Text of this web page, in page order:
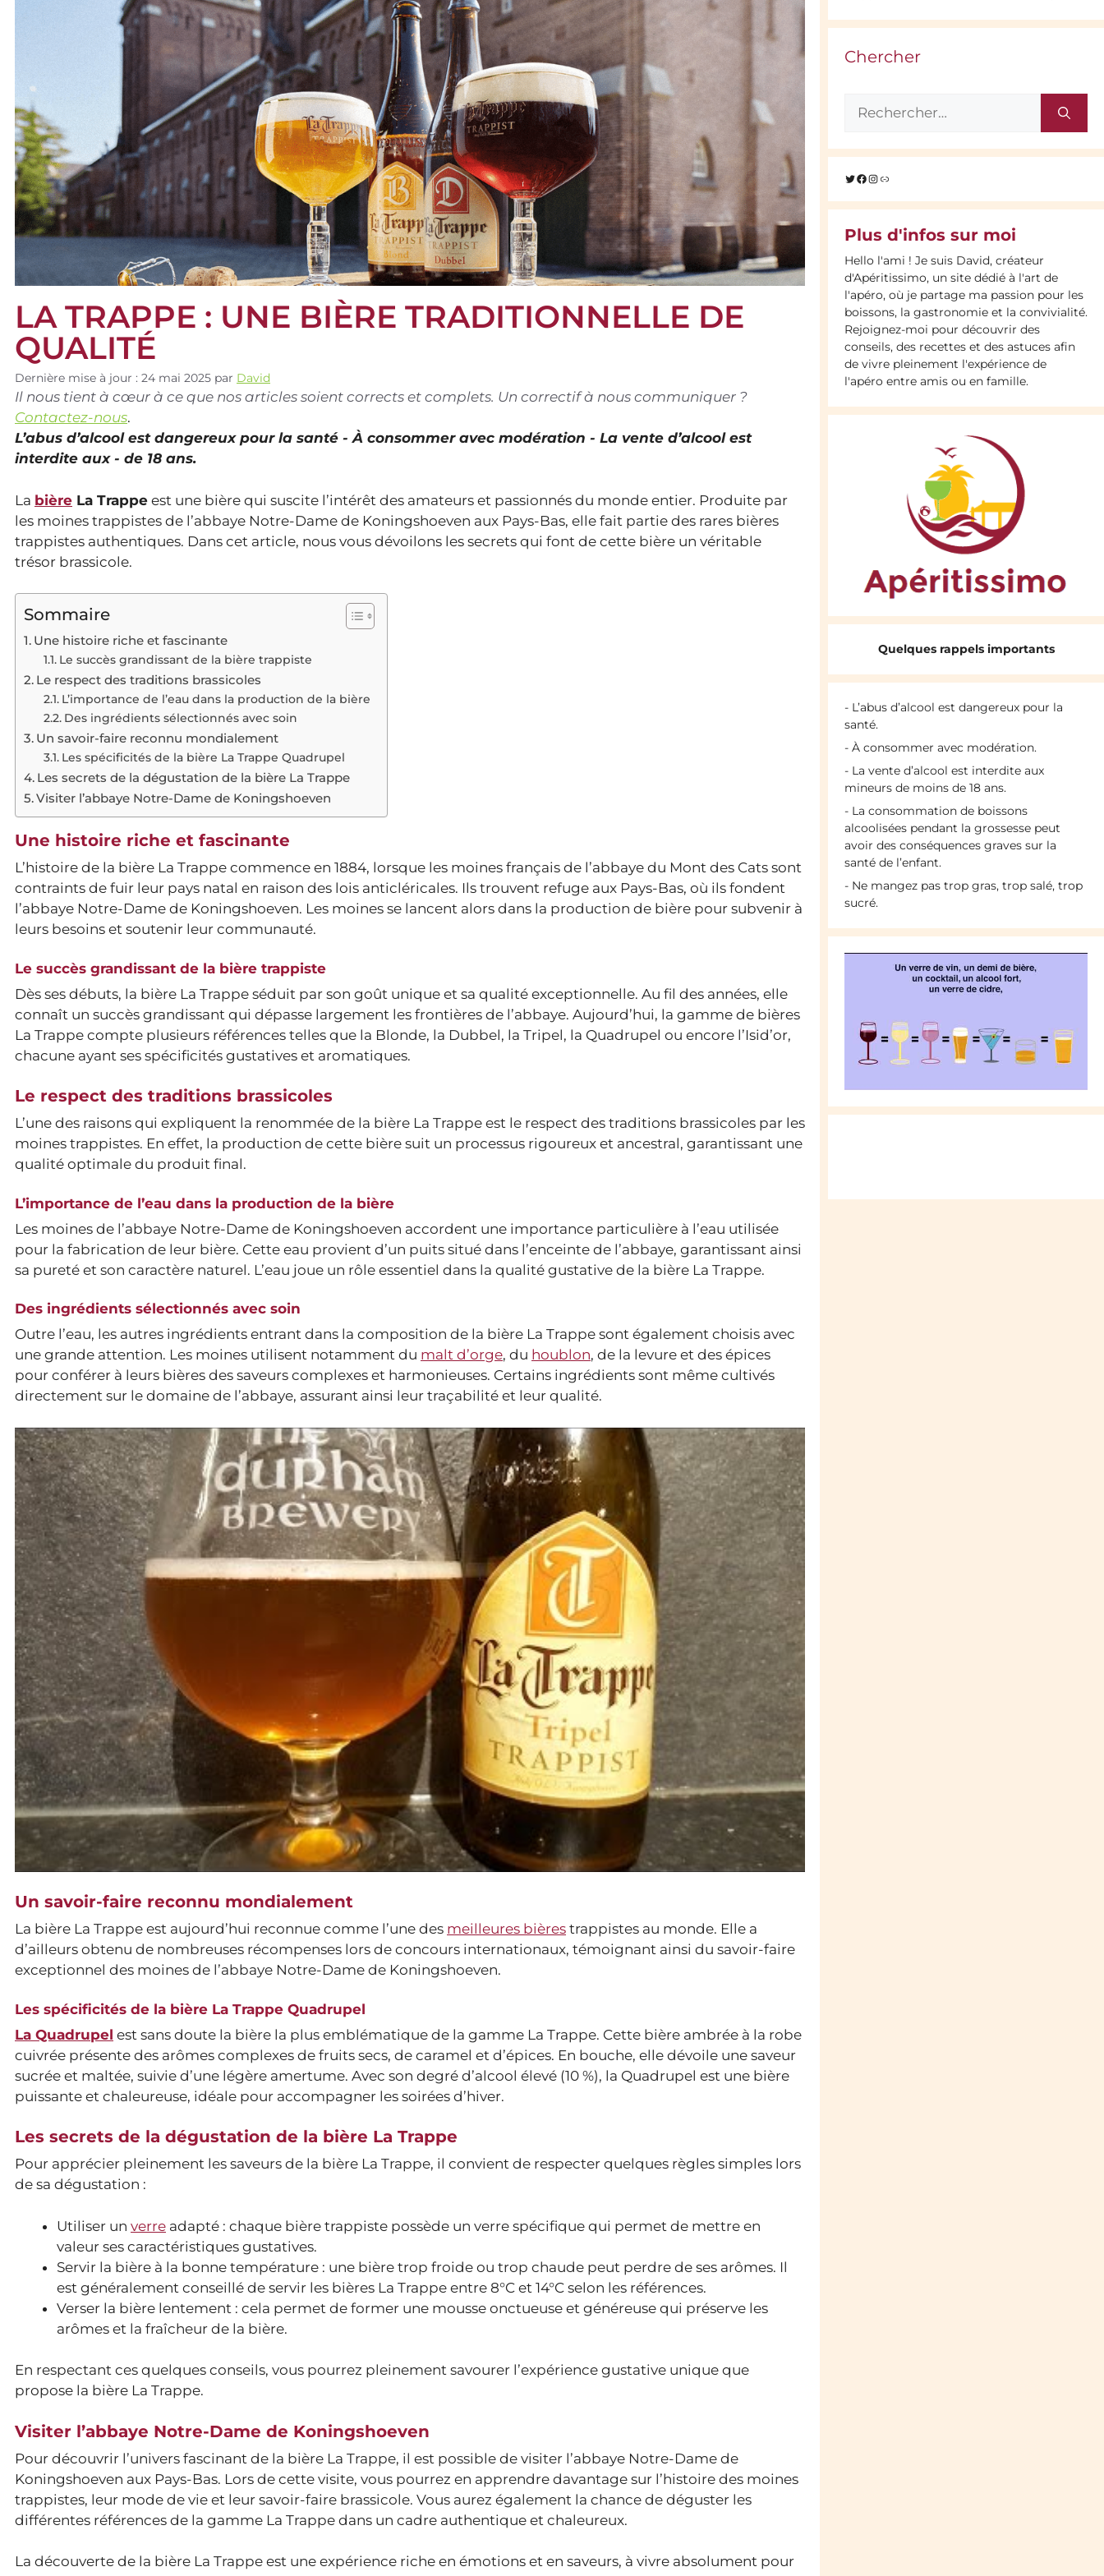
LA TRAPPE : UNE BIÈRE TRADITIONNELLE DE
QUALITÉ
Dernière mise à jour : 24 mai 2025 par David
Il nous tient à cœur à ce que nos articles soient corrects et complets. Un correctif à nous communiquer ?
Contactez-nous.
L’abus d’alcool est dangereux pour la santé - À consommer avec modération - La vente d’alcool est
interdite aux - de 18 ans.
La bière La Trappe est une bière qui suscite l’intérêt des amateurs et passionnés du monde entier. Produite par
les moines trappistes de l’abbaye Notre-Dame de Koningshoeven aux Pays-Bas, elle fait partie des rares bières
trappistes authentiques. Dans cet article, nous vous dévoilons les secrets qui font de cette bière un véritable
trésor brassicole.
Sommaire
Une histoire riche et fascinante
Le succès grandissant de la bière trappiste
Le respect des traditions brassicoles
L’importance de l’eau dans la production de la bière
Des ingrédients sélectionnés avec soin
Un savoir-faire reconnu mondialement
Les spécificités de la bière La Trappe Quadrupel
Les secrets de la dégustation de la bière La Trappe
Visiter l’abbaye Notre-Dame de Koningshoeven
Une histoire riche et fascinante
L’histoire de la bière La Trappe commence en 1884, lorsque les moines français de l’abbaye du Mont des Cats sont
contraints de fuir leur pays natal en raison des lois anticléricales. Ils trouvent refuge aux Pays-Bas, où ils fondent
l’abbaye Notre-Dame de Koningshoeven. Les moines se lancent alors dans la production de bière pour subvenir à
leurs besoins et soutenir leur communauté.
Le succès grandissant de la bière trappiste
Dès ses débuts, la bière La Trappe séduit par son goût unique et sa qualité exceptionnelle. Au fil des années, elle
connaît un succès grandissant qui dépasse largement les frontières de l’abbaye. Aujourd’hui, la gamme de bières
La Trappe compte plusieurs références telles que la Blonde, la Dubbel, la Tripel, la Quadrupel ou encore l’Isid’or,
chacune ayant ses spécificités gustatives et aromatiques.
Le respect des traditions brassicoles
L’une des raisons qui expliquent la renommée de la bière La Trappe est le respect des traditions brassicoles par les
moines trappistes. En effet, la production de cette bière suit un processus rigoureux et ancestral, garantissant une
qualité optimale du produit final.
L’importance de l’eau dans la production de la bière
Les moines de l’abbaye Notre-Dame de Koningshoeven accordent une importance particulière à l’eau utilisée
pour la fabrication de leur bière. Cette eau provient d’un puits situé dans l’enceinte de l’abbaye, garantissant ainsi
sa pureté et son caractère naturel. L’eau joue un rôle essentiel dans la qualité gustative de la bière La Trappe.
Des ingrédients sélectionnés avec soin
Outre l’eau, les autres ingrédients entrant dans la composition de la bière La Trappe sont également choisis avec
une grande attention. Les moines utilisent notamment du malt d’orge, du houblon, de la levure et des épices
pour conférer à leurs bières des saveurs complexes et harmonieuses. Certains ingrédients sont même cultivés
directement sur le domaine de l’abbaye, assurant ainsi leur traçabilité et leur qualité.
Un savoir-faire reconnu mondialement
La bière La Trappe est aujourd’hui reconnue comme l’une des meilleures bières trappistes au monde. Elle a
d’ailleurs obtenu de nombreuses récompenses lors de concours internationaux, témoignant ainsi du savoir-faire
exceptionnel des moines de l’abbaye Notre-Dame de Koningshoeven.
Les spécificités de la bière La Trappe Quadrupel
La Quadrupel est sans doute la bière la plus emblématique de la gamme La Trappe. Cette bière ambrée à la robe
cuivrée présente des arômes complexes de fruits secs, de caramel et d’épices. En bouche, elle dévoile une saveur
sucrée et maltée, suivie d’une légère amertume. Avec son degré d’alcool élevé (10 %), la Quadrupel est une bière
puissante et chaleureuse, idéale pour accompagner les soirées d’hiver.
Les secrets de la dégustation de la bière La Trappe
Pour apprécier pleinement les saveurs de la bière La Trappe, il convient de respecter quelques règles simples lors
de sa dégustation :
Utiliser un verre adapté : chaque bière trappiste possède un verre spécifique qui permet de mettre en
valeur ses caractéristiques gustatives.
Servir la bière à la bonne température : une bière trop froide ou trop chaude peut perdre de ses arômes. Il
est généralement conseillé de servir les bières La Trappe entre 8°C et 14°C selon les références.
Verser la bière lentement : cela permet de former une mousse onctueuse et généreuse qui préserve les
arômes et la fraîcheur de la bière.
En respectant ces quelques conseils, vous pourrez pleinement savourer l’expérience gustative unique que
propose la bière La Trappe.
Visiter l’abbaye Notre-Dame de Koningshoeven
Pour découvrir l’univers fascinant de la bière La Trappe, il est possible de visiter l’abbaye Notre-Dame de
Koningshoeven aux Pays-Bas. Lors de cette visite, vous pourrez en apprendre davantage sur l’histoire des moines
trappistes, leur mode de vie et leur savoir-faire brassicole. Vous aurez également la chance de déguster les
différentes références de la gamme La Trappe dans un cadre authentique et chaleureux.
La découverte de la bière La Trappe est une expérience riche en émotions et en saveurs, à vivre absolument pour
Chercher
Rechercher :
Twitter
Facebook
Instagram
Lien
Plus d'infos sur moi
Hello l'ami ! Je suis David, créateur
d'Apéritissimo, un site dédié à l'art de
l'apéro, où je partage ma passion pour les
boissons, la gastronomie et la convivialité.
Rejoignez-moi pour découvrir des
conseils, des recettes et des astuces afin
de vivre pleinement l'expérience de
l'apéro entre amis ou en famille.
Quelques rappels importants
- L’abus d’alcool est dangereux pour la
santé.
- À consommer avec modération.
- La vente d’alcool est interdite aux
mineurs de moins de 18 ans.
- La consommation de boissons
alcoolisées pendant la grossesse peut
avoir des conséquences graves sur la
santé de l’enfant.
- Ne mangez pas trop gras, trop salé, trop
sucré.